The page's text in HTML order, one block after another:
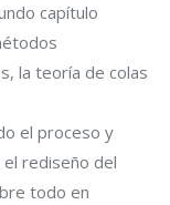
capítulo
la teoría de colas
el proceso y
rediseño del
todo en